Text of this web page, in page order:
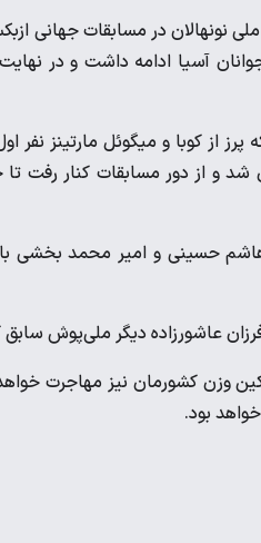
اولین بار در سال ۱۳۹۸ در ترکیب تیم ملی
نوجوانان آسیا ادامه داشت و در
از کوبا و میگوئل مارتینز نفر
و از دور مسابقات کنار رفت
حسینی و امیر محمد بخشی
عاشورزاده دیگر ملی‌پوش سابق
وزن کشورمان نیز مهاجرت
بود.